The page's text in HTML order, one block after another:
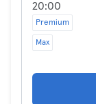
20:00
Premium
Max